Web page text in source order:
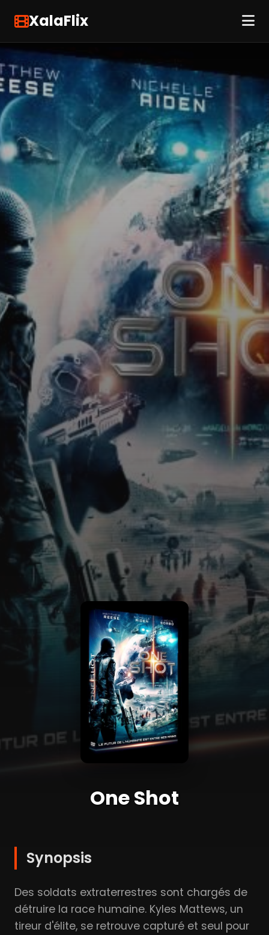
XalaFlix
One Shot
Synopsis
Des soldats extraterrestres sont chargés de
détruire la race humaine. Kyles Mattews, un
tireur d'élite, se retrouve capturé et seul pour